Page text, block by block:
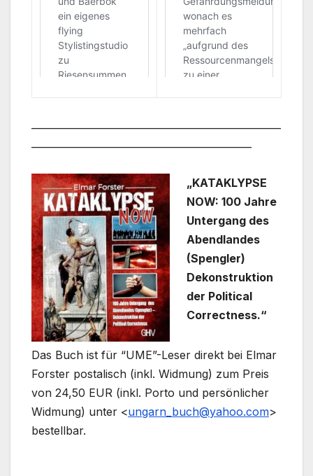
„KATAKLYPSE
NOW: 100 Jahre
Untergang des
Abendlandes
(Spengler)
Dekonstruktion
der Political
Correctness.“
Das Buch ist für “UME”-Leser direkt bei Elmar
Forster postalisch (inkl. Widmung) zum Preis
von 24,50 EUR (inkl. Porto und persönlicher
Widmung) unter <ungarn_buch@yahoo.com>
bestellbar.